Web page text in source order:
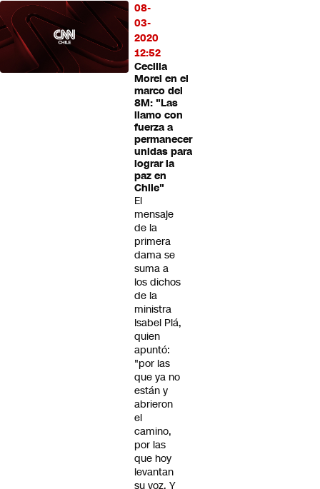
08-
03-
2020
12:52
Cecilia
Morel en el
marco del
8M: "Las
llamo con
fuerza a
permanecer
unidas para
lograr la
paz en
Chile"
El
mensaje
de la
primera
dama se
suma a
los dichos
de la
ministra
Isabel Plá,
quien
apuntó:
"por las
que ya no
están y
abrieron
el
camino,
por las
que hoy
levantan
su voz. Y